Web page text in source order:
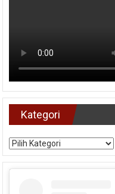
Kategori
Kategori